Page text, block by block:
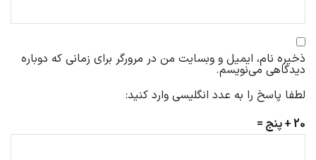
ذخیره نام، ایمیل و وبسایت من در مرورگر برای زمانی که دوباره
دیدگاهی می‌نویسم.
لطفا پاسخ را به عدد انگلیسی وارد کنید:
20 + پنج =